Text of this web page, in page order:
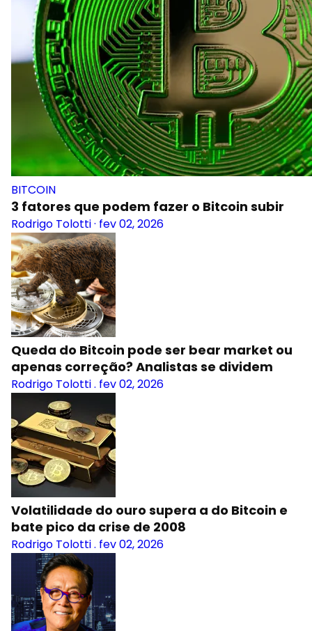
BITCOIN
3 fatores que podem fazer o Bitcoin subir
Rodrigo Tolotti· fev 02, 2026
Queda do Bitcoin pode ser bear market ou
apenas correção? Analistas se dividem
Rodrigo Tolotti. fev 02, 2026
Volatilidade do ouro supera a do Bitcoin e
bate pico da crise de 2008
Rodrigo Tolotti. fev 02, 2026